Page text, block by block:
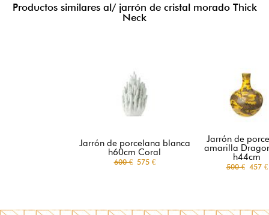
Productos similares al/ jarrón de cristal morado Thick
Neck
Jarrón de porcelana blanca
h60cm Coral
600 €575 €
Jarrón de
amarilla
h44cm
500 €457 €